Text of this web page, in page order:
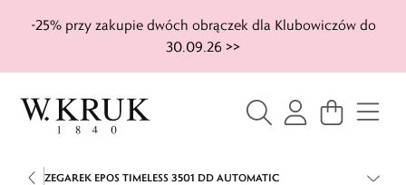
-25% przy zakupie dwóch obrączek dla Klubowiczów do
30.09.26 >>
ZEGAREK EPOS TIMELESS 3501 DD AUTOMATIC